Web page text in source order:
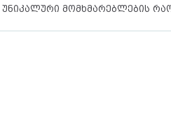
უნიკალური მომხმარებლების